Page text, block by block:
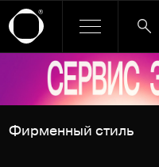
Ссылка баннера
Фирменный стиль